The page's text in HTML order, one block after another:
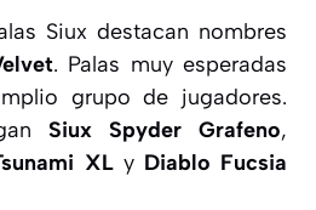
Siux destacan nombres
. Palas muy esperadas
grupo de jugadores.
Siux Spyder Grafeno,
XLy Diablo Fucsia